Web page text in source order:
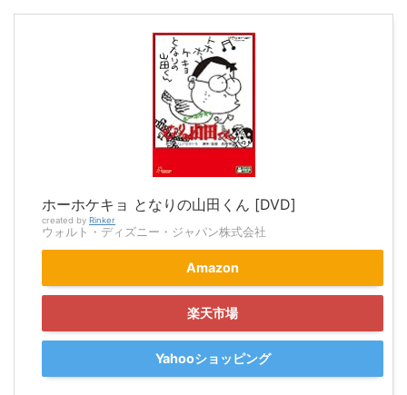
ホーホケキョ となりの山田くん [DVD]
created by Rinker
ウォルト・ディズニー・ジャパン株式会社
Amazon
楽天市場
Yahooショッピング